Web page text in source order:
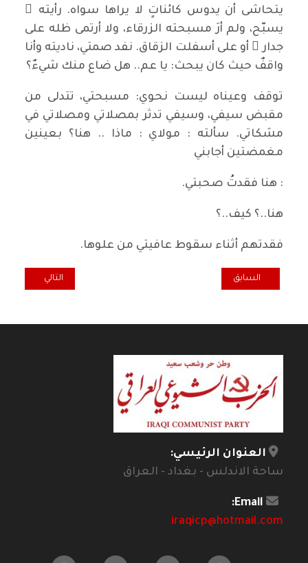
يتحاشى أن يدوس كائناتٍ لا يراها سواه. رأيته ُ
يسبّح، ولم أرَ مسبحته الزرقاء، ولا أرتمى ظله على
جدار ٍ أو على أسفلت الزقاق. نفد صمتي، ناديته وأنا
واقفٌ حيث كان يبحث: يا عم.. هل ضاع منك شيءٌ؟
توقف وعيناه ليست نحوي: مسبحتي، تتدلى من
مقبض سيفي، وسيفي تدثر بمصلاتي ومصلاتي في
مشكاتي. سألته : مولاي : ماذا .. هنا؟ بعينين
مغمضتين أجابني
: هنا فقدتُ صحبتي.
هنا..؟ كيف..؟
فقدتهم أثناء سقوط عافيتي من علوها.
المقال السابق: في هجـاء النـقد ..
السابق المقال التالي:
التالي
العنوان الرئيسي:
ساحة الاندلس - بغداد - العراق
Email:
iraqicp@hotmail.com